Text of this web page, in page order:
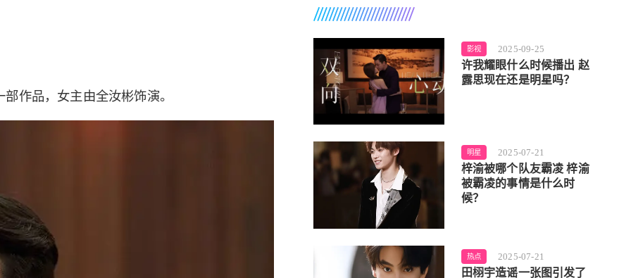
作品，女主由全汝彬饰演。
影视 2025-09-25
许我耀眼什么时候播出 赵
露思现在还是明星吗？
明星 2025-07-21
梓渝被哪个队友霸凌 梓渝
被霸凌的事情是什么时
候？
热点 2025-07-21
田栩宇造谣一张图引发了